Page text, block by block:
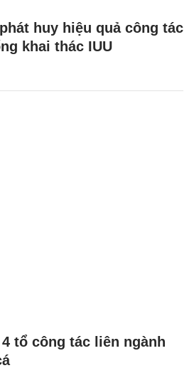
huy hiệu quả công tác
khai thác IUU
tổ công tác liên ngành